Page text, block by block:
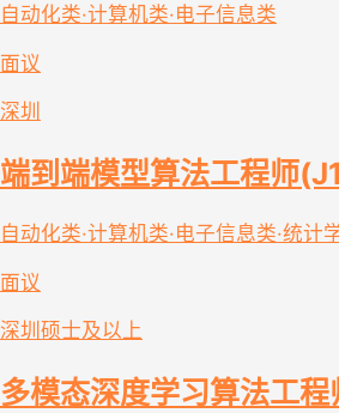
自动化类·计算机类·电子信息类
面议
深圳
端到端模型算法工程师
自动化类·计算机类·电子信息类·统计
面议
深圳 硕士及以上
多模态深度学习算法工